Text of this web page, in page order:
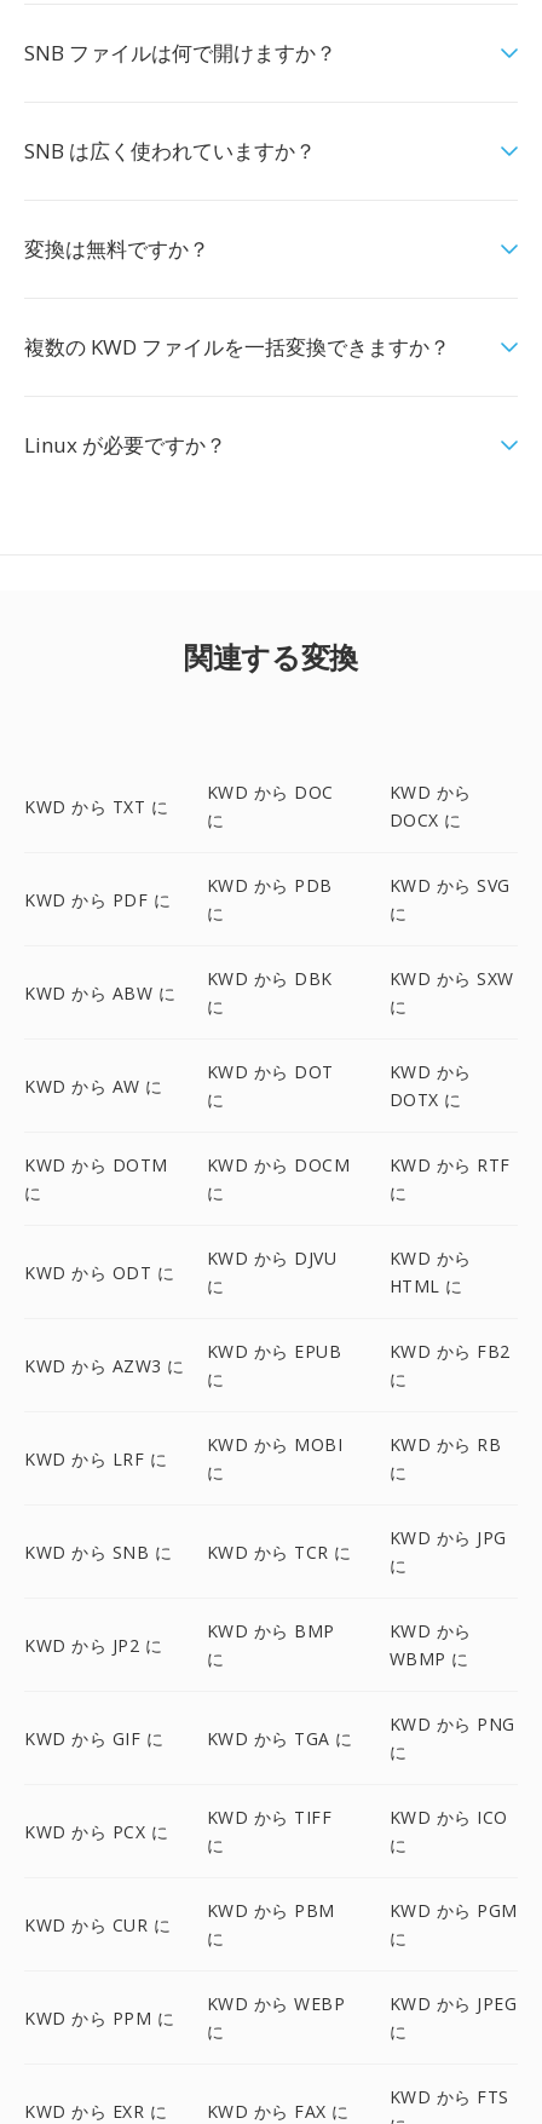
SNB ファイルは何で開けますか？
SNB は広く使われていますか？
変換は無料ですか？
複数の KWD ファイルを一括変換できますか？
Linux が必要ですか？
関連する変換
KWD から TXT に
KWD から DOC
に
KWD から
DOCX に
KWD から PDF に
KWD から PDB
に
KWD から SVG
に
KWD から ABW に
KWD から DBK
に
KWD から SXW
に
KWD から AW に
KWD から DOT
に
KWD から
DOTX に
KWD から DOTM
に
KWD から DOCM
に
KWD から RTF
に
KWD から ODT に
KWD から DJVU
に
KWD から
HTML に
KWD から AZW3 に
KWD から EPUB
に
KWD から FB2
に
KWD から LRF に
KWD から MOBI
に
KWD から RB
に
KWD から SNB に KWD から TCR に
KWD から JPG
に
KWD から JP2 に
KWD から BMP
に
KWD から
WBMP に
KWD から GIF に KWD から TGA に
KWD から PNG
に
KWD から PCX に
KWD から TIFF
に
KWD から ICO
に
KWD から CUR に
KWD から PBM
に
KWD から PGM
に
KWD から PPM に
KWD から WEBP
に
KWD から JPEG
に
KWD から EXR に KWD から FAX に
KWD から FTS